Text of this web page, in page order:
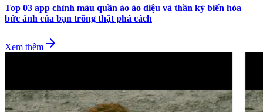
Top 03 app chỉnh màu quần áo ảo diệu và thần kỳ biến hóa
bức ảnh của bạn trông thật phá cách
Xem thêm